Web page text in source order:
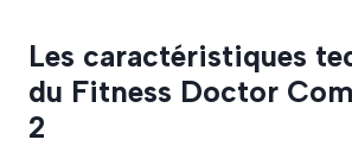
Les caractéristiques
du Fitness Doctor
2